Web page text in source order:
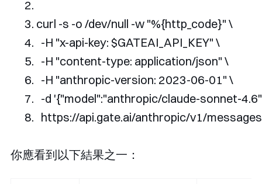
curl -s -o /dev/null -w "%{http_code}" \
-H "x-api-key: $GATEAI_API_KEY" \
-H "content-type: application/json" \
-H "anthropic-version: 2023-06-01" \
-d '{"model":"anthropic/claude-sonnet-
  https
://api.gate.ai/anthropic/v1/messages
你應看到以下結果之一：